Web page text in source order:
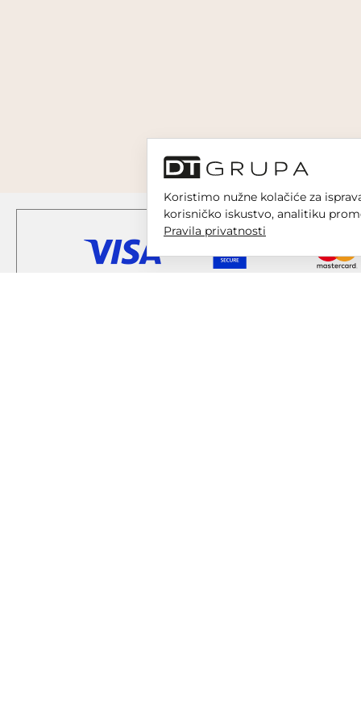
Koristimo nužne kolačiće za
korisničko iskustvo, analitiku
Pravila privatnosti